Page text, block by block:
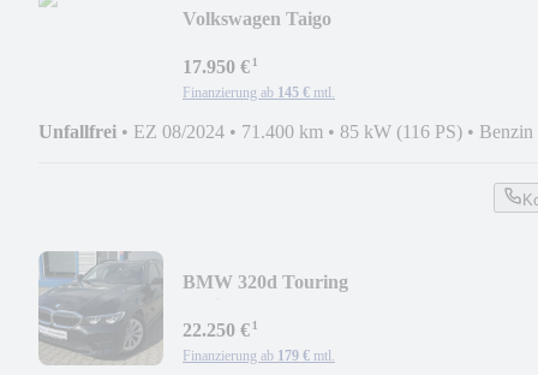
Volkswagen Taigo
17.950 €¹
Finanzierung ab 145 € mtl.
Unfallfrei • EZ 08/2024 • 71.400 km • 85 kW (116 PS) • Benzin
BMW 320d Touring
22.250 €¹
Finanzierung ab 179 € mtl.